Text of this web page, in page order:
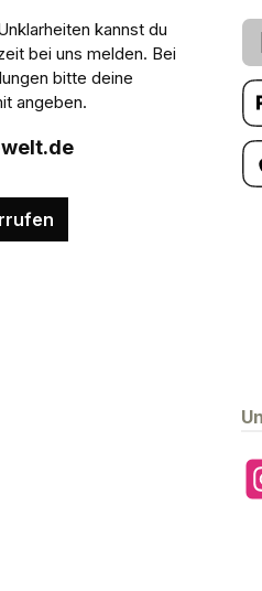
kannst du
bei uns melden. Bei
bitte deine
angeben.